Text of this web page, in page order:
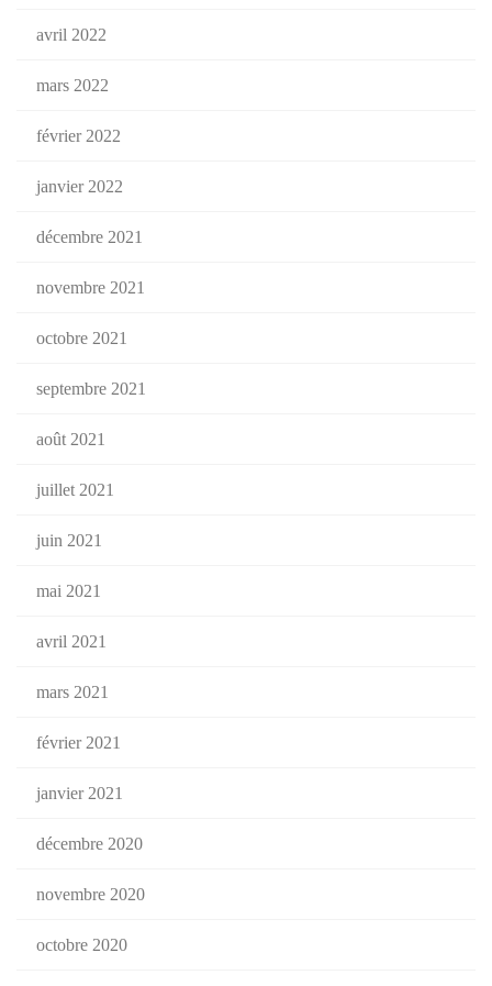
avril 2022
mars 2022
février 2022
janvier 2022
décembre 2021
novembre 2021
octobre 2021
septembre 2021
août 2021
juillet 2021
juin 2021
mai 2021
avril 2021
mars 2021
février 2021
janvier 2021
décembre 2020
novembre 2020
octobre 2020